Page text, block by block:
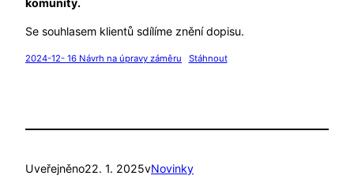
Se souhlasem klientů sdílíme znění dopisu.
2024-12- 16 Návrh na úpravy záměru Stáhnout
Uveřejněno22. 1. 2025vNovinky